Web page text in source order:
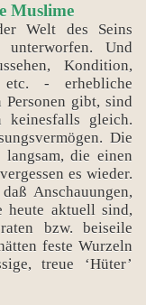
Muslime
Welt des Seins
unterworfen. Und
Kondition,
etc. - erhebliche
Personen gibt, sind
keinesfalls gleich.
Die
die einen
es wieder.
Anschauungen,
heute aktuell sind,
bzw. beiseile
feste Wurzeln
treue ‘Hüter’